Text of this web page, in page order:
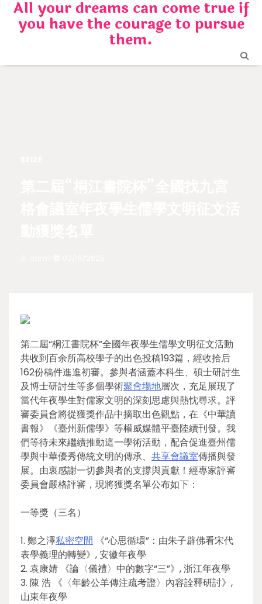
Skip
content
All your dreams can come true if
you have the courage to pursue
them.
第二屆“桐江書院杯”全國年夜學生儒學文明征文活動
共收到百余所高校學子的出色投稿193篇，經收拾后
162份稿件進進初審。參與者涵蓋本科生、碩士研討生
及博士研討生等多個學術聚會場地層次，充足展現了
當代年夜學生對儒家文明的深刻思慮與熱忱尋求。評
審委員會將從獲獎作品中摘取出色觀點，在《中華讀
書報》《臺州新儒學》等權威媒體平臺陸續刊發。我
們等待未來繼續推動這一學術活動，配合促進臺州儒
學與中華優秀傳統文明的傳承、 共享會議室傳播與發
展。由衷感謝一切參與者的支撐與貢獻！經專家評審
委員會嚴格評審，現將獲獎名單公布如下：
一等獎（三名）
1. 鄭之澤私密空間 《“心思循環”：由朱子辟佛看宋代
表學義理的轉變》, 安徽年夜學
2. 袁康婧 《論〈儀禮〉中的數字“三”》, 浙江年夜學
3. 陳 浩 《〈年齡公羊傳注疏考證〉內容詮釋研討》,
山東年夜學